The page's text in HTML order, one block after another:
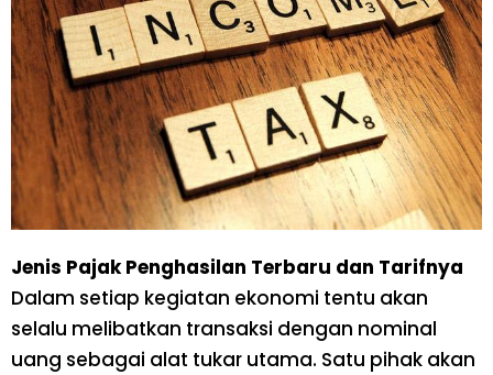
Jenis Pajak Penghasilan Terbaru dan Tarifnya
Dalam setiap kegiatan ekonomi tentu akan
selalu melibatkan transaksi dengan nominal
uang sebagai alat tukar utama. Satu pihak akan